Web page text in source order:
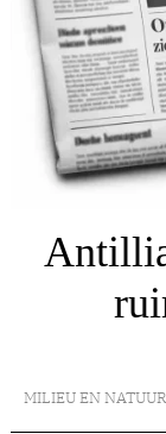
MILIEU EN NATUUR